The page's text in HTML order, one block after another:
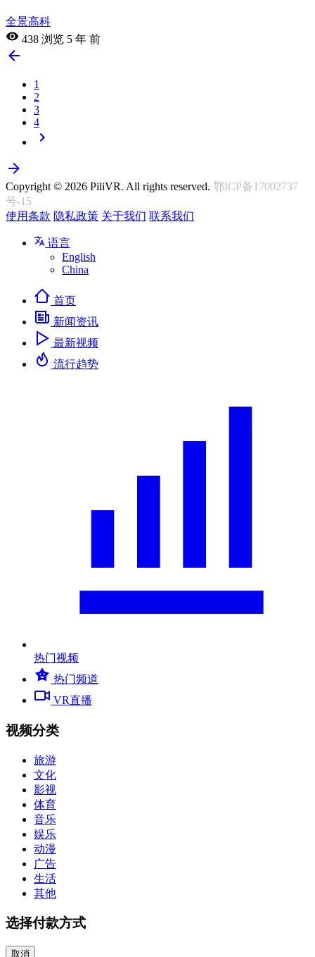
全景高科
438 浏览 5 年 前
1
2
3
4
Copyright © 2026 PiliVR. All rights reserved. 鄂ICP备17002737
号-15
使用条款 隐私政策 关于我们 联系我们
语言
English
China
首页
新闻资讯
最新视频
流行趋势
热门视频
热门频道
VR直播
视频分类
旅游
文化
影视
体育
音乐
娱乐
动漫
广告
生活
其他
选择付款方式
取消